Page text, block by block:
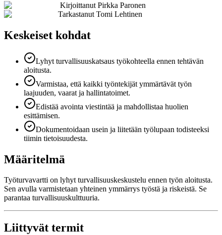
Kirjoittanut Pirkka Paronen
Tarkastanut Tomi Lehtinen
Keskeiset kohdat
Lyhyt turvallisuuskatsaus työkohteella ennen tehtävän
aloitusta.
Varmistaa, että kaikki työntekijät ymmärtävät työn
laajuuden, vaarat ja hallintatoimet.
Edistää avointa viestintää ja mahdollistaa huolien
esittämisen.
Dokumentoidaan usein ja liitetään työlupaan todisteeksi
tiimin tietoisuudesta.
Määritelmä
Työturvavartti on lyhyt turvallisuuskeskustelu ennen työn aloitusta.
Sen avulla varmistetaan yhteinen ymmärrys työstä ja riskeistä. Se
parantaa turvallisuuskulttuuria.
Liittyvät termit